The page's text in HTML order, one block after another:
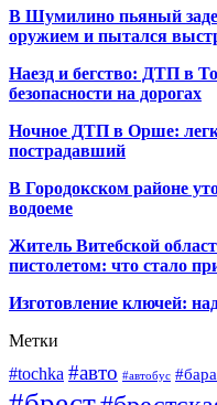
В Шумилино пьяный
оружием и пытался
Наезд и бегство: ДТП в
безопасности на дорогах
Ночное ДТП в Орше:
пострадавший
В Городокском районе
водоеме
Житель Витебской
пистолетом: что стало
Изготовление ключей:
Метки
#tochka #авто #автобус